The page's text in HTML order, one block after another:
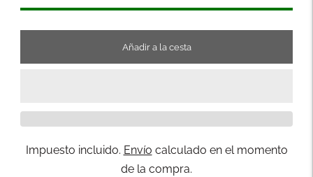
Añadir a la cesta
Impuesto incluido. Envío calculado en el momento
de la compra.